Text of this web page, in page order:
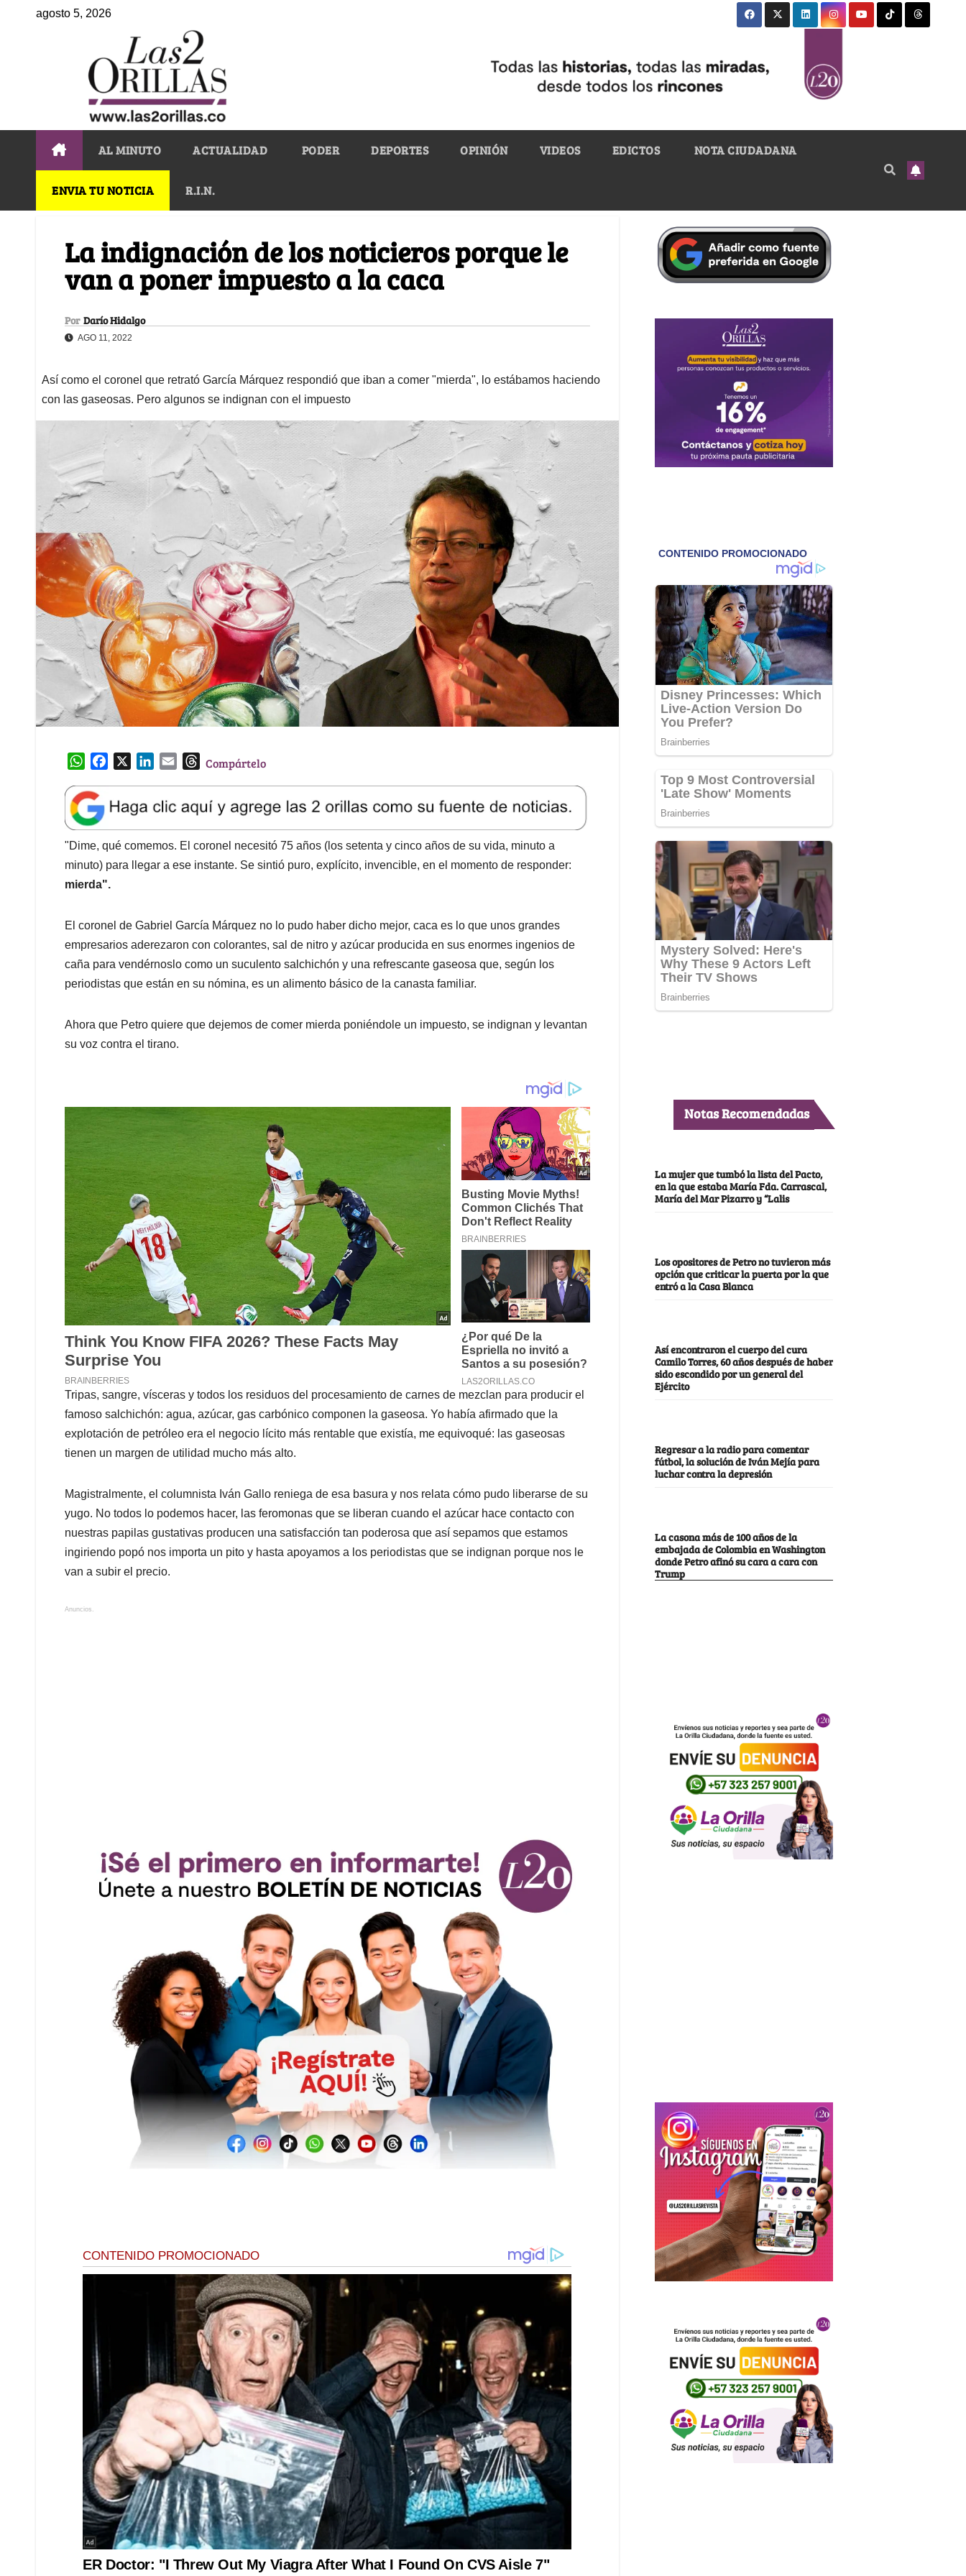
agosto 5, 2026
AL MINUTO ACTUALIDAD PODER DEPORTES OPINIÓN VIDEOS EDICTOS NOTA CIUDADANA
ENVIA TU NOTICIA R.I.N.
La indignación de los noticieros porque le
van a poner impuesto a la caca
Por Darío Hidalgo
AGO 11, 2022
Así como el coronel que retrató García Márquez respondió que iban a comer "mierda", lo estábamos haciendo
con las gaseosas. Pero algunos se indignan con el impuesto
W
a
t
s
A
p
p
e
b
o
o
k
e
d
I
l
T
e
a
d
s
Compártelo
"Dime, qué comemos. El coronel necesitó 75 años (los setenta y cinco años de su vida, minuto a
minuto) para llegar a ese instante. Se sintió puro, explícito, invencible, en el momento de responder:
mierda".
El coronel de Gabriel García Márquez no lo pudo haber dicho mejor, caca es lo que unos grandes
empresarios aderezaron con colorantes, sal de nitro y azúcar producida en sus enormes ingenios de
caña para vendérnoslo como un suculento salchichón y una refrescante gaseosa que, según los
periodistas que están en su nómina, es un alimento básico de la canasta familiar.
Ahora que Petro quiere que dejemos de comer mierda poniéndole un impuesto, se indignan y levantan
su voz contra el tirano.
Tripas, sangre, vísceras y todos los residuos del procesamiento de carnes de mezclan para producir el
famoso salchichón: agua, azúcar, gas carbónico componen la gaseosa. Yo había afirmado que la
explotación de petróleo era el negocio lícito más rentable que existía, me equivoqué: las gaseosas
tienen un margen de utilidad mucho más alto.
Magistralmente, el columnista Iván Gallo reniega de esa basura y nos relata cómo pudo liberarse de su
yugo. No todos lo podemos hacer, las feromonas que se liberan cuando el azúcar hace contacto con
nuestras papilas gustativas producen una satisfacción tan poderosa que así sepamos que estamos
ingiriendo popó nos importa un pito y hasta apoyamos a los periodistas que se indignan porque nos le
van a subir el precio.
Anuncios.
Notas Recomendadas
La mujer que tumbó la lista del Pacto,
en la que estaba María Fda. Carrascal,
María del Mar Pizarro y “Lalis
Los opositores de Petro no tuvieron más
opción que criticar la puerta por la que
entró a la Casa Blanca
Así encontraron el cuerpo del cura
Camilo Torres, 60 años después de haber
sido escondido por un general del
Ejército
Regresar a la radio para comentar
fútbol, la solución de Iván Mejía para
luchar contra la depresión
La casona más de 100 años de la
embajada de Colombia en Washington
donde Petro afinó su cara a cara con
Trump